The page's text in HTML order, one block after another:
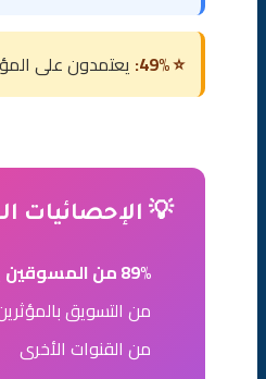
⭐ 49%: يعتمدون على
💡 الإحصائيات
89% من المسوقين
من التسويق
من القنوات الأخرى